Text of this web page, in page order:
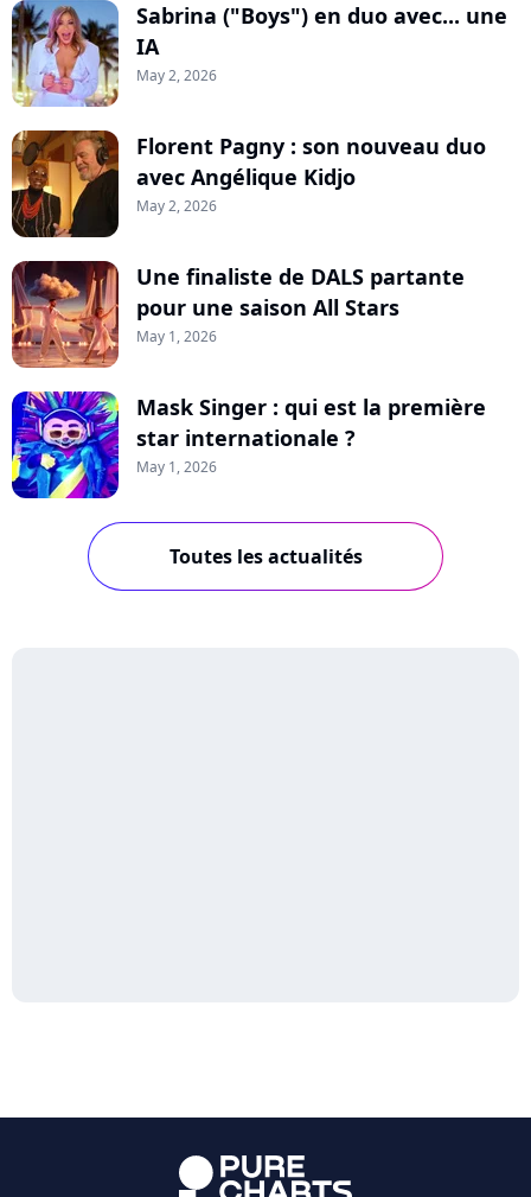
Sabrina ("Boys") en duo avec... une
IA
May 2, 2026
Florent Pagny : son nouveau duo
avec Angélique Kidjo
May 2, 2026
Une finaliste de DALS partante
pour une saison All Stars
May 1, 2026
Mask Singer : qui est la première
star internationale ?
May 1, 2026
Toutes les actualités